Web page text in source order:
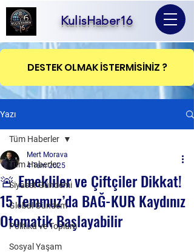
KulisHaber16
DESTEK OLMAK İSTERMİSİNİZ ?
Yazı
Tüm Haberler
Siyaset Gündemi
Global Gündem
Politika ve Toplum
Sosyal Yaşam
Tüm Haberler
🚨 Emekliler ve Çiftçiler Dikkat!
15 Temmuz’da BAĞ-KUR Kaydınız
Otomatik Başlayabilir
Mert Morava
4 Tem 2025